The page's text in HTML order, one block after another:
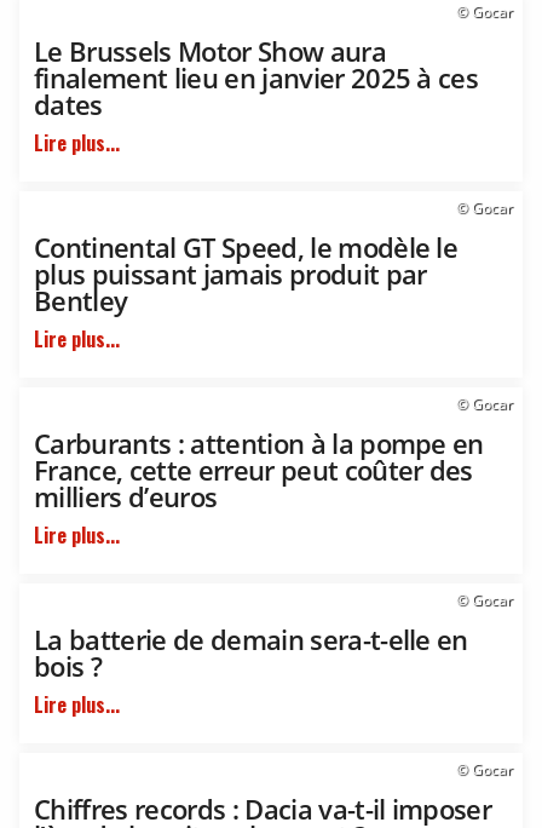
© Gocar
Le Brussels Motor Show aura
finalement lieu en janvier 2025 à ces
dates
Lire plus...
© Gocar
Continental GT Speed, le modèle le
plus puissant jamais produit par
Bentley
Lire plus...
© Gocar
Carburants : attention à la pompe en
France, cette erreur peut coûter des
milliers d’euros
Lire plus...
© Gocar
La batterie de demain sera-t-elle en
bois ?
Lire plus...
© Gocar
Chiffres records : Dacia va-t-il imposer